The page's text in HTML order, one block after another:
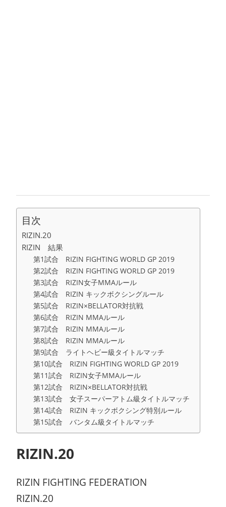
目次
RIZIN.20
RIZIN 結果
第1試合 RIZIN FIGHTING WORLD GP 2019
第2試合 RIZIN FIGHTING WORLD GP 2019
第3試合 RIZIN女子MMAルール
第4試合 RIZIN キックボクシングルール
第5試合 RIZIN×BELLATOR対抗戦
第6試合 RIZIN MMAルール
第7試合 RIZIN MMAルール
第8試合 RIZIN MMAルール
第9試合 ライトヘビー級タイトルマッチ
第10試合 RIZIN FIGHTING WORLD GP 2019
第11試合 RIZIN女子MMAルール
第12試合 RIZIN×BELLATOR対抗戦
第13試合 女子スーパーアトム級タイトルマッチ
第14試合 RIZIN キックボクシング特別ルール
第15試合 バンタム級タイトルマッチ
RIZIN.20
RIZIN FIGHTING FEDERATION
RIZIN.20